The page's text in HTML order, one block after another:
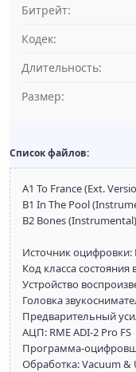
Битрейт:
Кодек:
Длительность:
Размер:
Список файлов:
A1 To France (Ext.
B1 In The Pool
B2 Bones
Источник оцифровки:
Код класса
Устройство
Головка
Предварительный
АЦП: RME ADI-2 Pro FS
Программа-
Обработка: Vacuum &